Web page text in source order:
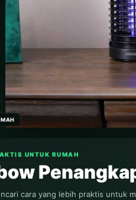
UNTUK RUMAH
cara yang lebih praktis untuk